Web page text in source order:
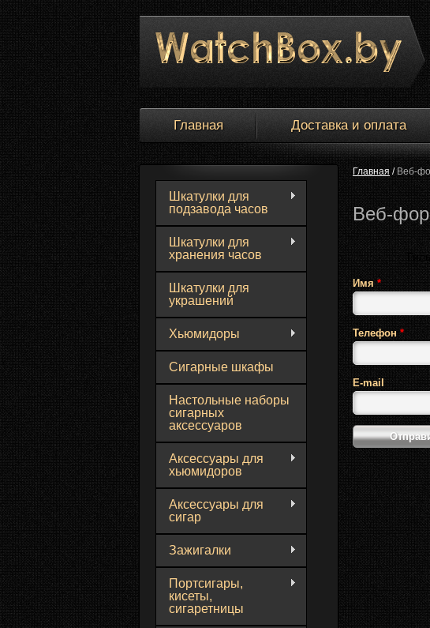
Главная Доставка и оплата
Шкатулки для
подзавода часов
Шкатулки для
хранения часов
Шкатулки для
украшений
Хьюмидоры
Сигарные шкафы
Настольные наборы
сигарных
аксессуаров
Аксессуары для
хьюмидоров
Аксессуары для
сигар
Зажигалки
Портсигары,
кисеты,
сигаретницы
Главная /Веб-
Веб-
Название
Имя*
Телефон*
E-mail